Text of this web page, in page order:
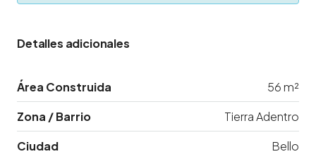
Detalles adicionales
Área Construida
56 m²
Zona / Barrio
Tierra Adentro
Ciudad
Bello